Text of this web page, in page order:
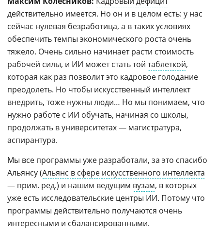
действительно имеется. Но он и в целом есть: у нас
сейчас нулевая безработица, а в таких условиях
обеспечить темпы экономического роста очень
тяжело. Очень сильно начинает расти стоимость
рабочей силы, и ИИ может стать той таблеткой,
которая как раз позволит это кадровое голодание
преодолеть. Но чтобы искусственный интеллект
внедрить, тоже нужны люди… Но мы понимаем, что
нужно работе с ИИ обучать, начиная со школы,
продолжать в университетах — магистратура,
аспирантура.
Мы все программы уже разработали, за это спасибо
Альянсу (Альянс в сфере искусственного интеллекта
— прим. ред.) и нашим ведущим вузам, в которых
уже есть исследовательские центры ИИ. Потому что
программы действительно получаются очень
интересными и сбалансированными.